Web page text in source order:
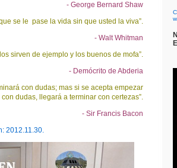
- George Bernard Shaw
se le pase la vida sin que usted la viva”.
- Walt Whitman
sirven de ejemplo y los buenos de mofa”.
- Demócrito de Abderia
con dudas; mas si se acepta empezar
con dudas, llegará a terminar con certezas”.
- Sir Francis Bacon
2012.11.30.